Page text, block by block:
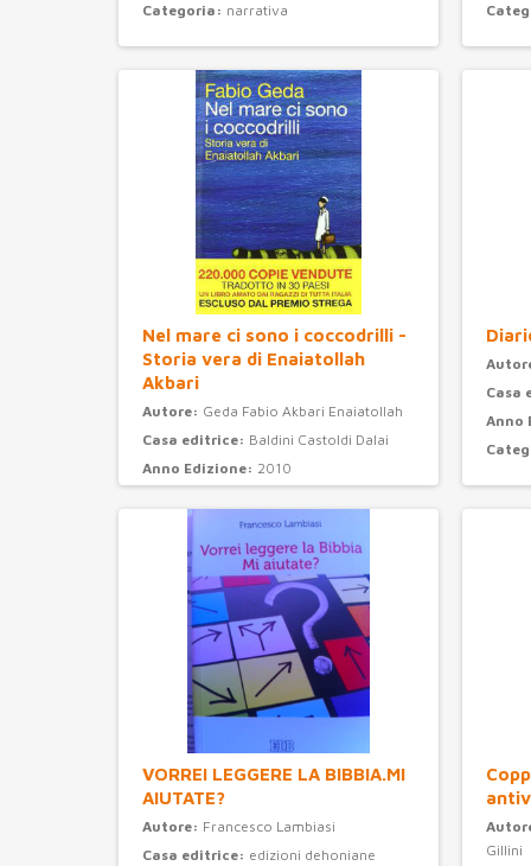
Categoria: narrativa
Nel mare ci sono i coccodrilli -
Storia vera di Enaiatollah
Akbari
Autore: Geda Fabio Akbari Enaiatollah
Casa editrice: Baldini Castoldi Dalai
Anno Edizione: 2010
Casa
Anno
VORREI LEGGERE LA BIBBIA.MI
AIUTATE?
Autore: Francesco Lambiasi
Casa editrice: edizioni dehoniane
Gillini